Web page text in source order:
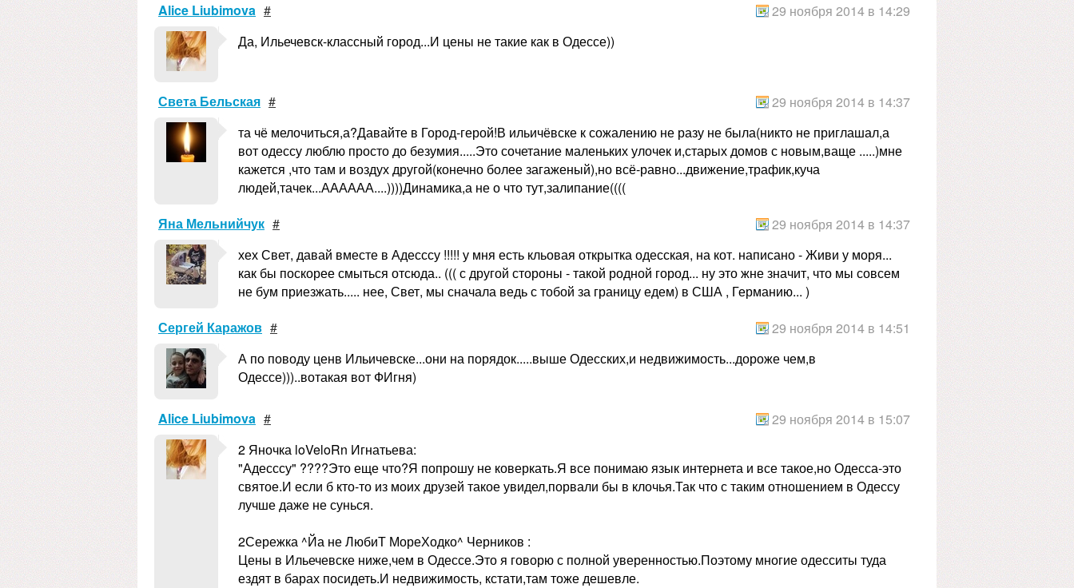
Alice Liubimova #
29 ноября 2014 в 14:29
Да, Ильечевск-классный город...И цены не такие как в Одессе))
Света Бельская #
29 ноября 2014 в 14:37
та чё мелочиться,а?Давайте в Город-герой!В ильичёвске к сожалению не разу не была(никто не приглашал,а
вот одессу люблю просто до безумия.....Это сочетание маленьких улочек и,старых домов с новым,ваще .....)мне
кажется ,что там и воздух другой(конечно более загаженый),но всё-равно...движение,трафик,куча
людей,тачек...АААААА....))))Динамика,а не о что тут,залипание((((
Яна Мельнийчук #
29 ноября 2014 в 14:37
хех Свет, давай вместе в Адесссу !!!!! у мня есть кльовая открытка одесская, на кот. написано - Живи у моря...
как бы поскорее смыться отсюда.. ((( с другой стороны - такой родной город... ну это жне значит, что мы совсем
не бум приезжать..... нее, Свет, мы сначала ведь с тобой за границу едем) в США , Германию... )
Сергей Каражов #
29 ноября 2014 в 14:51
А по поводу ценв Ильичевске...они на порядок.....выше Одесских,и недвижимость...дороже чем,в
Одессе)))..вотакая вот ФИгня)
Alice Liubimova #
29 ноября 2014 в 15:07
2 Яночка loVeloRn Игнатьева:
"Адесссу" ????Это еще что?Я попрошу не коверкать.Я все понимаю язык интернета и все такое,но Одесса-это
святое.И если б кто-то из моих друзей такое увидел,порвали бы в клочья.Так что с таким отношением в Одессу
лучше даже не сунься.
2Сережка ^Йа не ЛюбиТ МореХодко^ Черников :
Цены в Ильечевске ниже,чем в Одессе.Это я говорю с полной уверенностью.Поэтому многие одесситы туда
ездят в барах посидеть.И недвижимость, кстати,там тоже дешевле.